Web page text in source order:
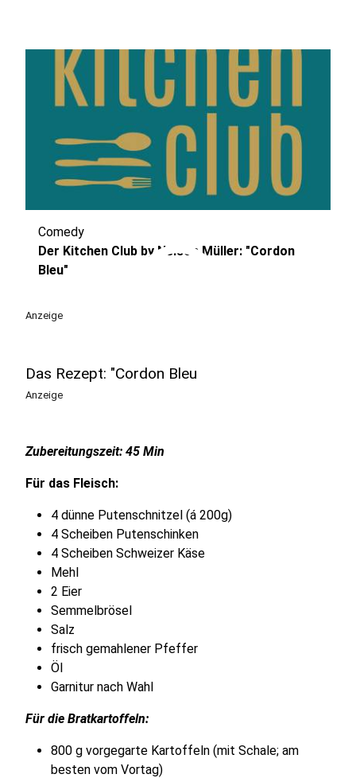
play_circle
Comedy
Der Kitchen Club by Nelson Müller: "Cordon
Bleu"
Anzeige
Das Rezept: "Cordon Bleu
Anzeige
Zubereitungszeit: 45 Min
Für das Fleisch:
4 dünne Putenschnitzel (á 200g)
4 Scheiben Putenschinken
4 Scheiben Schweizer Käse
Mehl
2 Eier
Semmelbrösel
Salz
frisch gemahlener Pfeffer
Öl
Garnitur nach Wahl
Für die Bratkartoffeln:
800 g vorgegarte Kartoffeln (mit Schale; am
besten vom Vortag)